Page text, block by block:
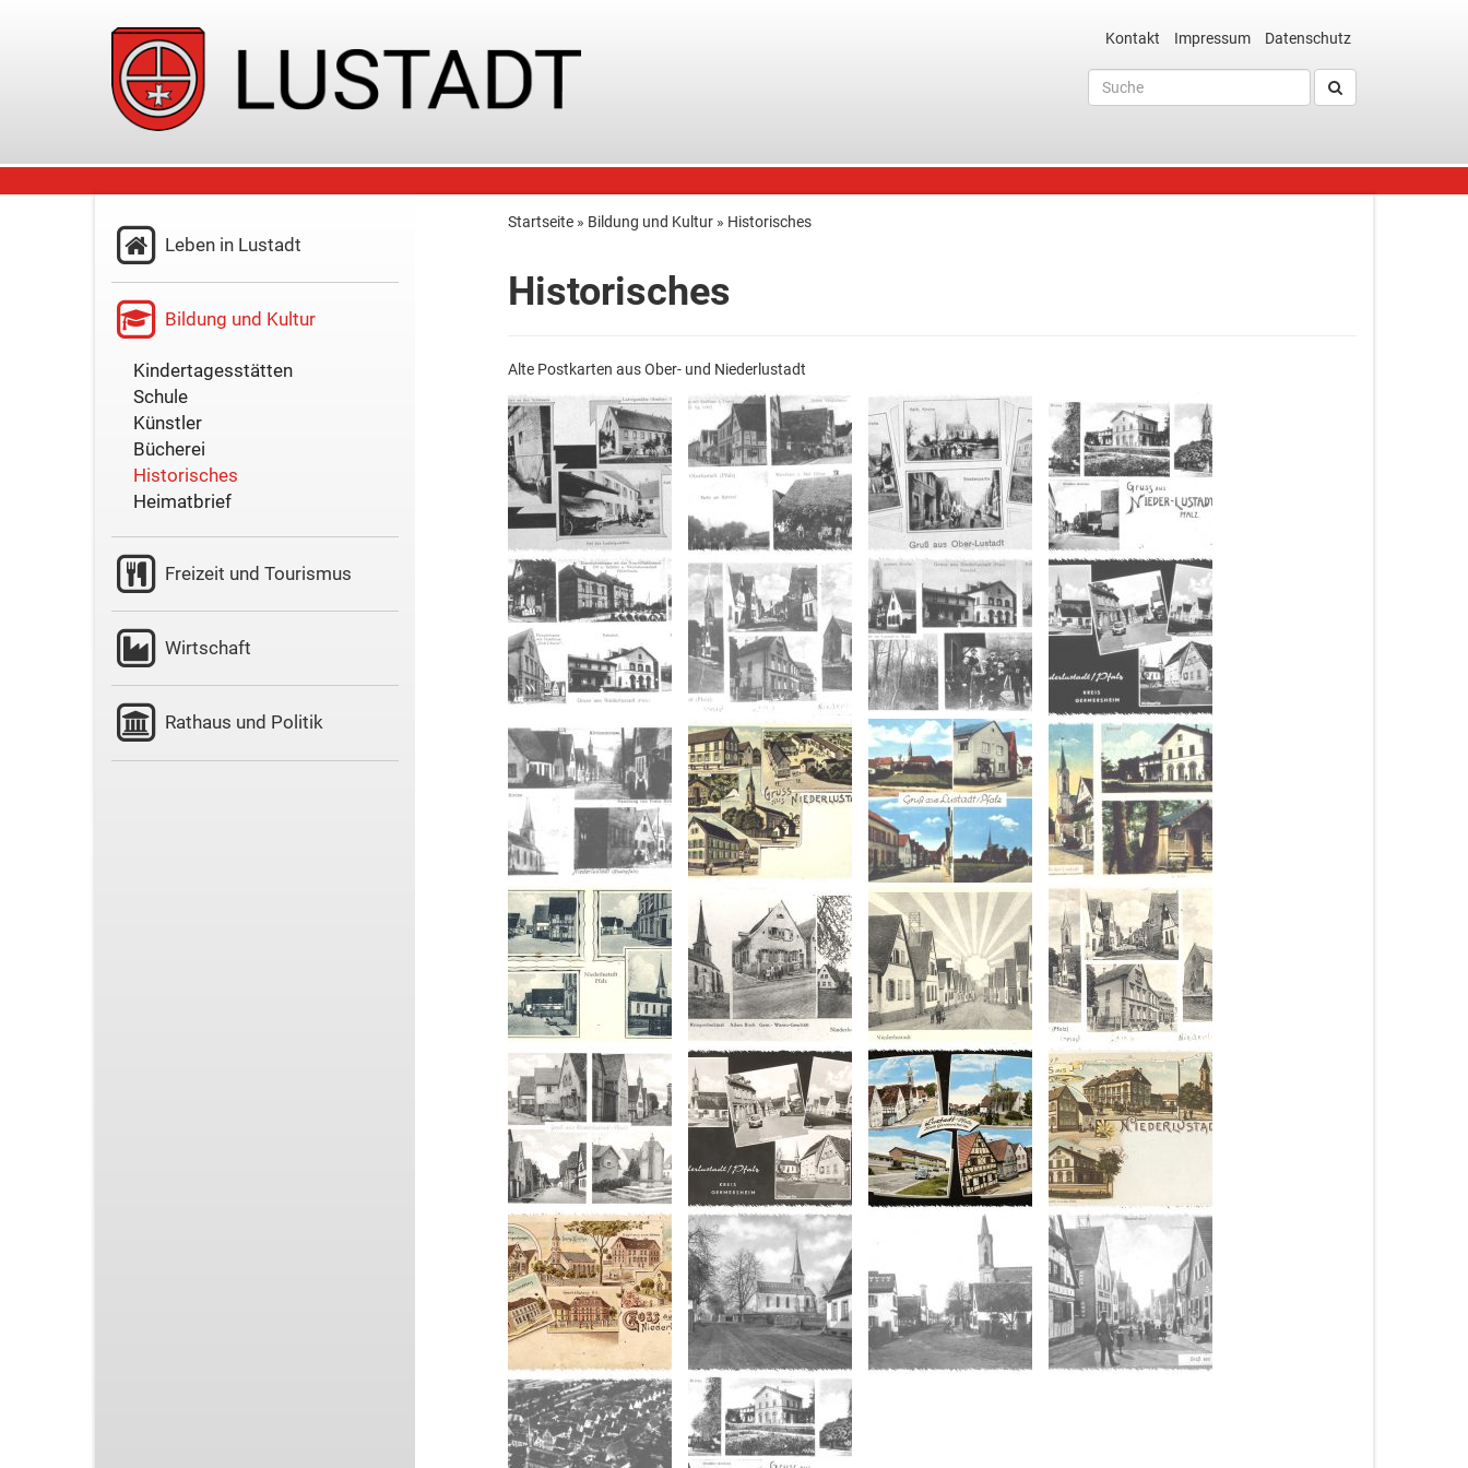
Kontakt Impressum Datenschutz
Leben in Lustadt
Bildung und Kultur
Kindertagesstätten
Schule
Künstler
Bücherei
Historisches
Heimatbrief
Freizeit und Tourismus
Wirtschaft
Rathaus und Politik
Startseite » Bildung und Kultur » Historisches
Historisches
Alte Postkarten aus Ober- und Niederlustadt